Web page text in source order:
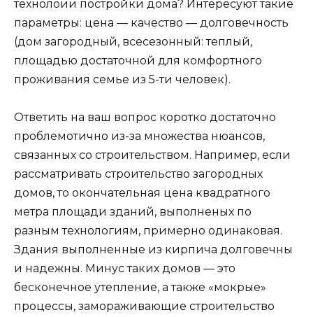
технолоии постройки дома? Интересуют такие
параметры: цена — качество — долговечность
(дом загородный, всесезонный: теплый,
площадью достаточной для комфортного
проживания семье из 5-ти человек).
Ответить на ваш вопрос коротко достаточно
проблемотично из-за множества нюансов,
связанных со строительством. Например, если
рассматривать строительство загородных
домов, то окончательная цена квадратного
метра площади зданий, выполненых по
разным технологиям, примерно одинаковая.
Здания выполненные из кирпича долговечны
и надежны. Минус таких домов — это
бесконечное утепление, а также «мокрые»
процессы, замораживающие строительство